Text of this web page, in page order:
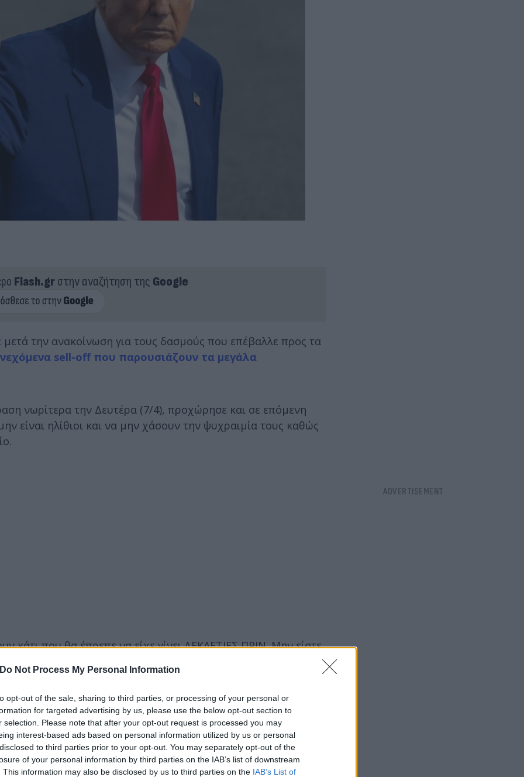
Do Not Process My Personal Information
opt-out of the sale, sharing to third parties, or processing of your personal or
for targeted advertising by us, please use the below opt-out section to
selection. Please note that after your opt-out request is processed you may
interest-based ads based on personal information utilized by us or personal
to third parties prior to your opt-out. You may separately opt-out of the
of your personal information by third parties on the IAB’s list of downstream
This information may also be disclosed by us to third parties on the IAB’s List of
Flash.grστην αναζήτηση της Google
μετά την ανακοίνωση για τους δασμούς που επέβαλλε προς τα
sell-off που παρουσιάζουν τα μεγάλα
νωρίτερα την Δευτέρα (7/4), προχώρησε και σε επόμενη
είναι ηλίθιοι και να μην χάσουν την ψυχραιμία τους καθώς
κάτι που θα έπρεπε να είχε γίνει ΔΕΚΑΕΤΙΕΣ ΠΡΙΝ. Μην είστε
νέο κόμμα που βασίζεται σε Αδύναμους και Ηλίθιους
και το ΜΕΓΑΛΕΙΟ θα είναι το αποτέλεσμα!», αναφέρει